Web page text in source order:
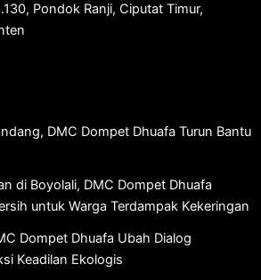
Pondok Ranji, Ciputat Timur,
DMC Dompet Dhuafa Turun Bantu
di Boyolali, DMC Dompet Dhuafa
untuk Warga Terdampak Kekeringan
Dompet Dhuafa Ubah Dialog
Keadilan Ekologis